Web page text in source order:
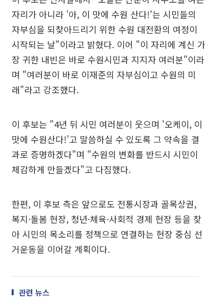
자리가 아니라 '아, 이 맛에 수원 산다!'는 시민들의
자부심을 되찾아드리기 위한 수원 대전환의 여정이
시작되는 날"이라고 밝혔다. 이어 "이 자리에 계신 가
장 귀한 내빈은 바로 수원시민과 지지자 여러분"이라
며 "여러분이 바로 이재준의 자부심이고 수원의 미
래"라고 강조했다.
이 후보는 "4년 뒤 시민 여러분이 웃으며 '오케이, 이
맛에 수원산다!'고 말씀하실 수 있도록 그 약속을 결
과로 증명하겠다"며 "수원의 변화를 반드시 시민이
체감하게 만들겠다"고 다짐했다.
한편, 이 후보 측은 앞으로도 전통시장과 골목상권,
복지·돌봄 현장, 청년·체육·사회적 경제 현장 등을 찾
아 시민의 목소리를 정책으로 연결하는 현장 중심 선
거운동을 이어갈 계획이다.
관련 뉴스